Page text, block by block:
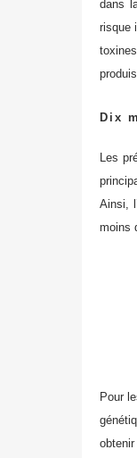
dans
risque
Dix
Les
Ainsi,
moins
Pour